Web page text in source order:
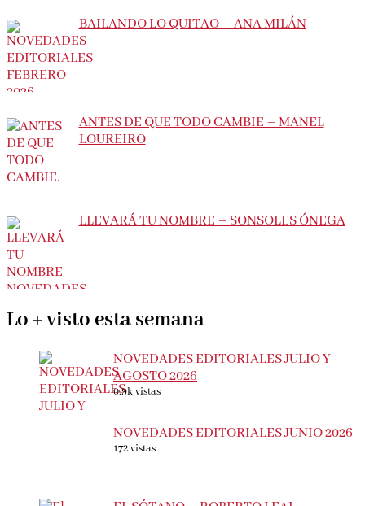
BAILANDO LO QUITAO – ANA MILÁN
ANTES DE QUE TODO CAMBIE – MANEL
LOUREIRO
LLEVARÁ TU NOMBRE – SONSOLES ÓNEGA
Lo + visto esta semana
NOVEDADES EDITORIALES JULIO Y
AGOSTO 2026
0.9k vistas
NOVEDADES EDITORIALES JUNIO 2026
172 vistas